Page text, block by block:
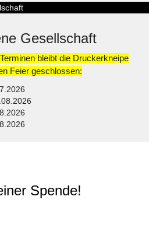
Gesellschaft
bleibt die Druckerkneipe
Feier geschlossen:
Spende!